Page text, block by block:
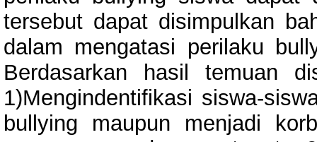
tersebut dapat disimpulkan
dalam mengatasi perilaku
Berdasarkan hasil temuan
1)Mengindentifikasi siswa-
bullying maupun menjadi